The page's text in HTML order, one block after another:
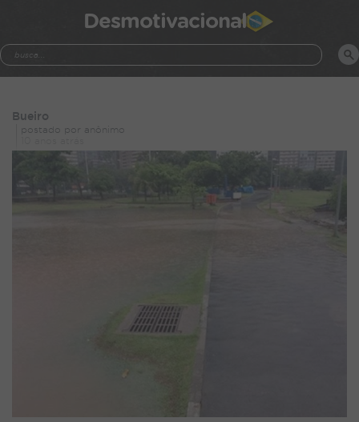
Desmotivacional
Bueiro
postado por anônimo